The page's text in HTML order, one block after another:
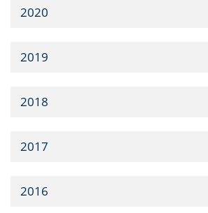
2020
2019
2018
2017
2016